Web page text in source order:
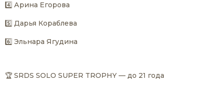
4️⃣ Арина Егорова
5️⃣ Дарья Кораблева
6️⃣ Эльнара Ягудина
🏆 SRDS SOLO SUPER TROPHY — до 21 года